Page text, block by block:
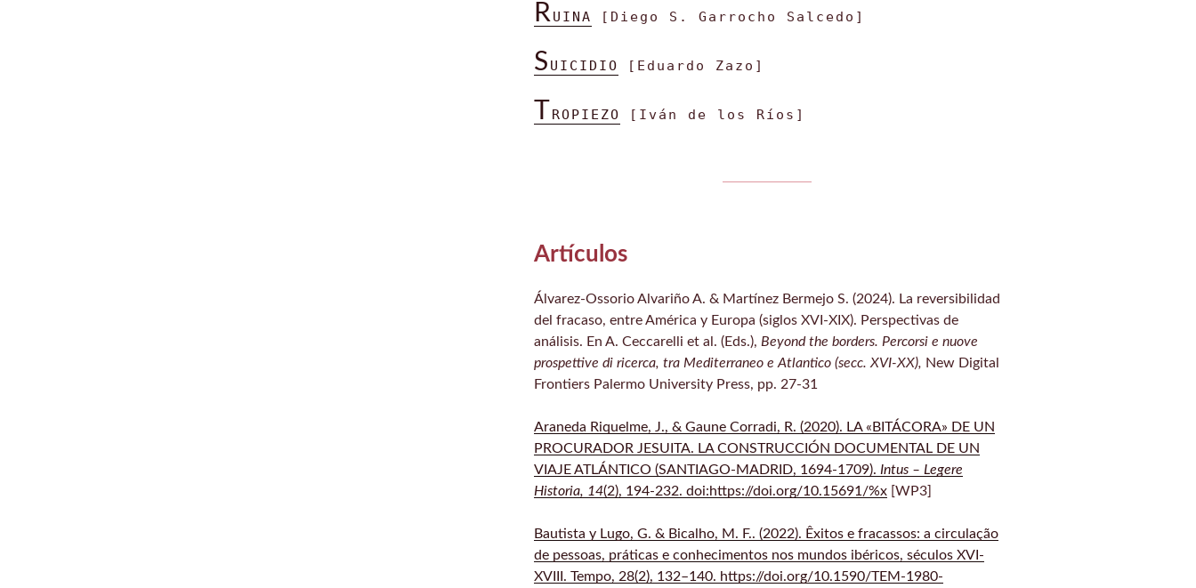
RUINA [Diego S. Garrocho Salcedo]
S UICIDIO [Eduardo Zazo]
T ROPIEZO [Iván de los Ríos]
Artículos
Álvarez-Ossorio Alvariño A. & Martínez Bermejo S. (2024). La reversibilidad
del fracaso, entre América y Europa (siglos XVI-XIX). Perspectivas de
análisis. En A. Ceccarelli et al. (Eds.), Beyond the borders. Percorsi e nuove
prospettive di ricerca, tra Mediterraneo e Atlantico (secc. XVI-XX), New Digital
Frontiers Palermo University Press, pp. 27-31
Araneda Riquelme, J., & Gaune Corradi, R. (2020). LA «BITÁCORA» DE UN
PROCURADOR JESUITA. LA CONSTRUCCIÓN DOCUMENTAL DE UN
VIAJE ATLÁNTICO (SANTIAGO-MADRID, 1694-1709). Intus – Legere
Historia, 14(2), 194-232. doi:https://doi.org/10.15691/%x[WP3]
Bautista y Lugo, G. & Bicalho, M. F.. (2022). Êxitos e fracassos: a circulação
de pessoas, práticas e conhecimentos nos mundos ibéricos, séculos XVI-
XVIII. Tempo, 28(2), 132–140. https://doi.org/10.1590/TEM-1980-